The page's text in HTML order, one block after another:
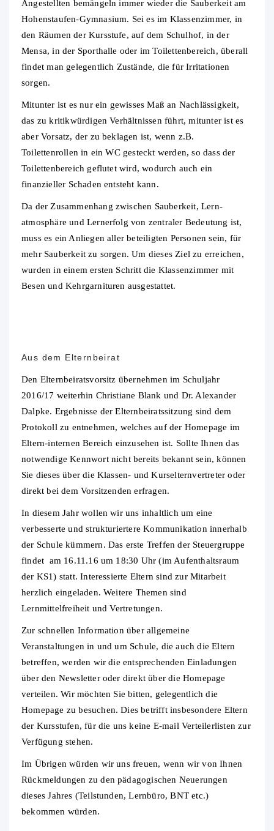
Angestellten bemängeln immer wieder die Sauberkeit am
Hohenstaufen-Gymnasium. Sei es im Klassenzimmer, in
den Räumen der Kursstufe, auf dem Schulhof, in der
Mensa, in der Sporthalle oder im Toilettenbereich, überall
findet man gelegentlich Zustände, die für Irritationen
sorgen.
Mitunter ist es nur ein gewisses Maß an Nachlässigkeit,
das zu kritikwürdigen Verhältnissen führt, mitunter ist es
aber Vorsatz, der zu beklagen ist, wenn z.B.
Toilettenrollen in ein WC gesteckt werden, so dass der
Toilettenbereich geflutet wird, wodurch auch ein
finanzieller Schaden entsteht kann.
Da der Zusammenhang zwischen Sauberkeit, Lern-
atmosphäre und Lernerfolg von zentraler Bedeutung ist,
muss es ein Anliegen aller beteiligten Personen sein, für
mehr Sauberkeit zu sorgen. Um dieses Ziel zu erreichen,
wurden in einem ersten Schritt die Klassenzimmer mit
Besen und Kehrgarnituren ausgestattet.
Aus dem Elternbeirat
Den Elternbeiratsvorsitz übernehmen im Schuljahr
2016/17 weiterhin Christiane Blank und Dr. Alexander
Dalpke. Ergebnisse der Elternbeiratssitzung sind dem
Protokoll zu entnehmen, welches auf der Homepage im
Eltern-internen Bereich einzusehen ist. Sollte Ihnen das
notwendige Kennwort nicht bereits bekannt sein, können
Sie dieses über die Klassen- und Kurselternvertreter oder
direkt bei dem Vorsitzenden erfragen.
In diesem Jahr wollen wir uns inhaltlich um eine
verbesserte und strukturiertere Kommunikation innerhalb
der Schule kümmern. Das erste Treffen der Steuergruppe
findet am 16.11.16 um 18:30 Uhr (im Aufenthaltsraum
der KS1) statt. Interessierte Eltern sind zur Mitarbeit
herzlich eingeladen. Weitere Themen sind
Lernmittelfreiheit und Vertretungen.
Zur schnellen Information über allgemeine
Veranstaltungen in und um Schule, die auch die Eltern
betreffen, werden wir die entsprechenden Einladungen
über den Newsletter oder direkt über die Homepage
verteilen. Wir möchten Sie bitten, gelegentlich die
Homepage zu besuchen. Dies betrifft insbesondere Eltern
der Kursstufen, für die uns keine E-mail Verteilerlisten zur
Verfügung stehen.
Im Übrigen würden wir uns freuen, wenn wir von Ihnen
Rückmeldungen zu den pädagogischen Neuerungen
dieses Jahres (Teilstunden, Lernbüro, BNT etc.)
bekommen würden.